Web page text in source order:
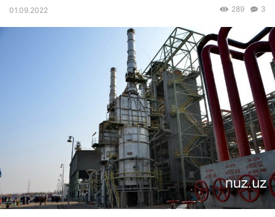
01.09.2022 3
289